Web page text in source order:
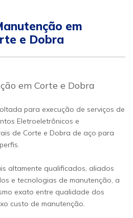
em
e Dobra
em Corte e Dobra
para execução de serviços de
Eletroeletrônicos e
de Corte e Dobra de aço para
altamente qualificados, aliados
e tecnologias de manutenção, a
exato entre qualidade dos
custo de manutenção.